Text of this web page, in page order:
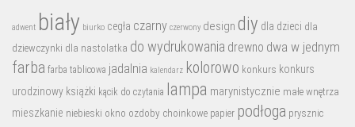
adwent biały biurko cegła czarny czerwony design diy dla dzieci dla
dziewczynki dla nastolatka do wydrukowania drewno dwa w jednym
farba farba tablicowa jadalnia kalendarz kolorowo konkurs konkurs
urodzinowy książki kącik do czytania lampa marynistycznie małe wnętrza
mieszkanie niebieski okno ozdoby choinkowe papier podłoga prysznic